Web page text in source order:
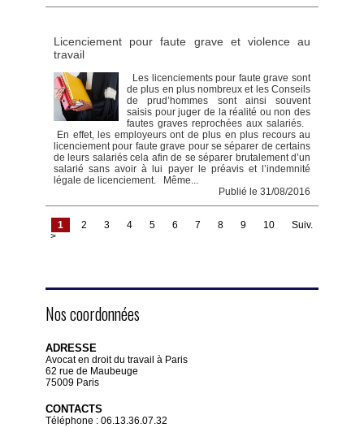
Licenciement pour faute grave et violence au
travail
Les licenciements pour faute grave sont
de plus en plus nombreux et les Conseils
de prud’hommes sont ainsi souvent
saisis pour juger de la réalité ou non des
fautes graves reprochées aux salariés.
En effet, les employeurs ont de plus en plus recours au
licenciement pour faute grave pour se séparer de certains
de leurs salariés cela afin de se séparer brutalement d’un
salarié sans avoir à lui payer le préavis et l’indemnité
légale de licenciement. Même...
Publié le 31/08/2016
1 2 3 4 5 6 7 8 9 10
Suiv.
>
Nos coordonnées
ADRESSE
Avocat en droit du travail à Paris
62 rue de Maubeuge
75009 Paris
CONTACTS
Téléphone : 06.13.36.07.32